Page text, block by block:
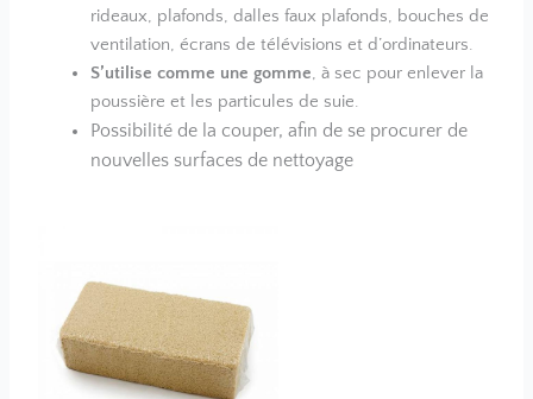
rideaux, plafonds, dalles faux plafonds, bouches de
ventilation, écrans de télévisions et d’ordinateurs.
S’utilise comme une gomme, à sec pour enlever la
poussière et les particules de suie.
Possibilité de la couper, afin de se procurer de
nouvelles surfaces de nettoyage